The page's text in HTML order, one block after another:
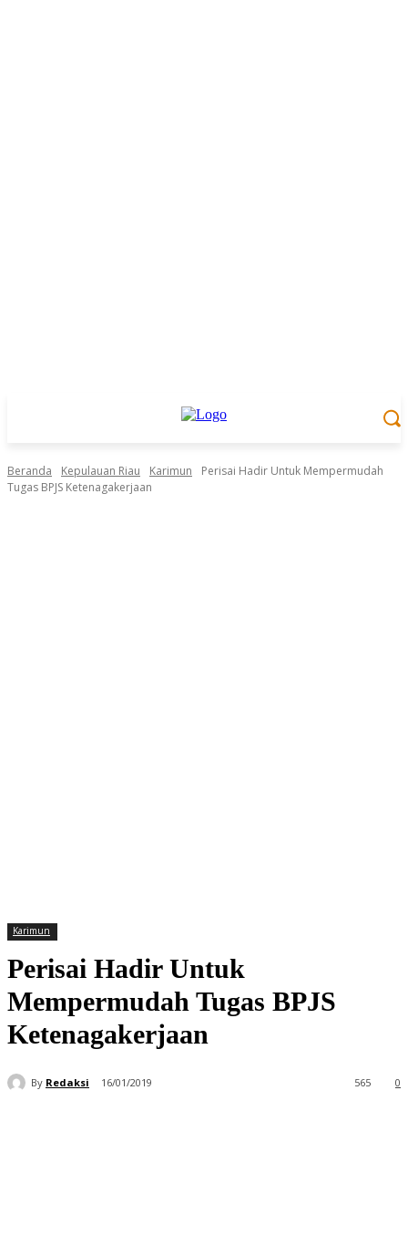
Beranda Kepulauan Riau Karimun
Perisai Hadir Untuk Mempermudah
Tugas BPJS Ketenagakerjaan
Karimun
Perisai Hadir Untuk
Mempermudah Tugas BPJS
Ketenagakerjaan
By Redaksi 16/01/2019 0
565